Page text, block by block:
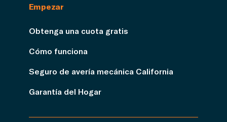
Empezar
Obtenga una cuota gratis
Cómo funciona
Seguro de avería mecánica California
Garantía del Hogar